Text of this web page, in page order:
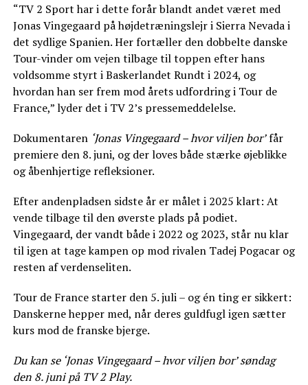
“TV 2 Sport har i dette forår blandt andet været med
Jonas Vingegaard på højdetræningslejr i Sierra Nevada i
det sydlige Spanien. Her fortæller den dobbelte danske
Tour-vinder om vejen tilbage til toppen efter hans
voldsomme styrt i Baskerlandet Rundt i 2024, og
hvordan han ser frem mod årets udfordring i Tour de
France,” lyder det i TV 2’s pressemeddelelse.
Dokumentaren ‘Jonas Vingegaard – hvor viljen bor’får
premiere den 8. juni, og der loves både stærke øjeblikke
og åbenhjertige refleksioner.
Efter andenpladsen sidste år er målet i 2025 klart: At
vende tilbage til den øverste plads på podiet.
Vingegaard, der vandt både i 2022 og 2023, står nu klar
til igen at tage kampen op mod rivalen Tadej Pogacar og
resten af verdenseliten.
Tour de France starter den 5. juli – og én ting er sikkert:
Danskerne hepper med, når deres guldfugl igen sætter
kurs mod de franske bjerge.
Du kan se ‘Jonas Vingegaard – hvor viljen bor’ søndag
den 8. juni på TV 2 Play.